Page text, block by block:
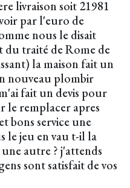
livraison soit 21981
par l'euro de
nous le disait
traité de Rome de
la maison fait un
nouveau plombir
fait un devis pour
le remplacer apres
bons service une
le jeu en vau t-il la
autre ? j'attends
sont satisfait de vos